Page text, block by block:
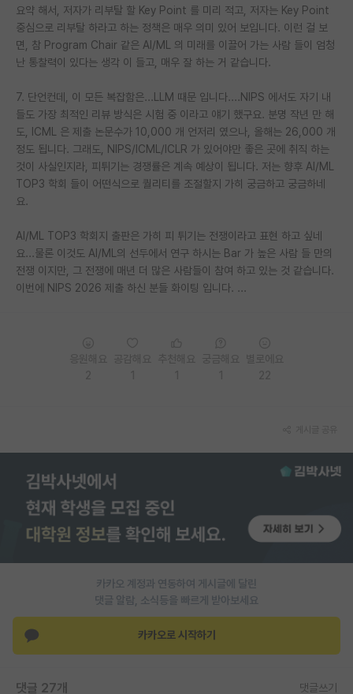
요약 해서, 저자가 리부탈 할 Key Point 를 미리 적고, 저자는 Key Point
중심으로 리부탈 하라고 하는 정책은 매우 의미 있어 보입니다. 이런 걸 보
면, 참 Program Chair 같은 AI/ML 의 미래를 이끌어 가는 사람 들이 엄청
난 통찰력이 있다는 생각 이 들고, 매우 잘 하는 거 같습니다.
7. 단언컨데, 이 모든 복잡함은...LLM 때문 입니다....NIPS 에서도 자기 내
들도 가장 최적인 리뷰 방식은 시험 중 이라고 얘기 했구요. 분명 작년 만 해
도, ICML 은 제출 논문수가 10,000 개 언저리 였으나, 올해는 26,000 개
정도 됩니다. 그래도, NIPS/ICML/ICLR 가 있어야만 좋은 곳에 취직 하는
것이 사실인지라, 피튀기는 경쟁률은 계속 예상이 됩니다. 저는 향후 AI/ML
TOP3 학회 들이 어떤식으로 퀄리티를 조절할지 가히 궁금하고 궁금하네
요.
AI/ML TOP3 학회지 출판은 가히 피 튀기는 전쟁이라고 표현 하고 싶네
요...물론 이것도 AI/ML의 선두에서 연구 하시는 Bar 가 높은 사람 들 만의
전쟁 이지만, 그 전쟁에 매년 더 많은 사람들이 참여 하고 있는 것 같습니다.
이번에 NIPS 2026 제출 하신 분들 화이팅 입니다. ...
카카오 계정과 연동하여 게시글에 달린
댓글 알람, 소식등을 빠르게 받아보세요
카카오로 시작하기
댓글 27개 댓글쓰기